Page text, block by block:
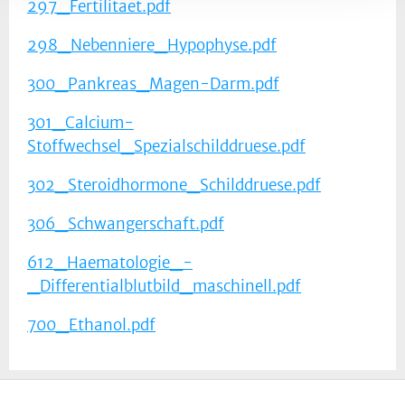
297_Fertilitaet.pdf
298_Nebenniere_Hypophyse.pdf
300_Pankreas_Magen-Darm.pdf
301_Calcium-
Stoffwechsel_Spezialschilddruese.pdf
302_Steroidhormone_Schilddruese.pdf
306_Schwangerschaft.pdf
612_Haematologie_-
_Differentialblutbild_maschinell.pdf
700_Ethanol.pdf